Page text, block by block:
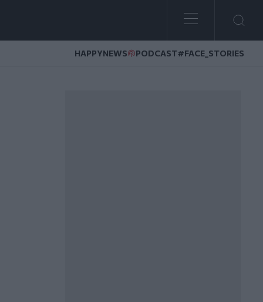
HAPPYNEWS PODCAST#FACE_STORIES